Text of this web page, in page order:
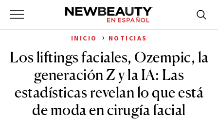
Primary
NewBeauty
for:
INICIO › NOTICIAS
Los liftings faciales, Ozempic, la
generación Z y la IA: Las
estadísticas revelan lo que está
de moda en cirugía facial